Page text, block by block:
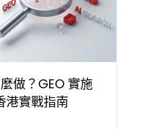
做？GEO 實施
實戰指南